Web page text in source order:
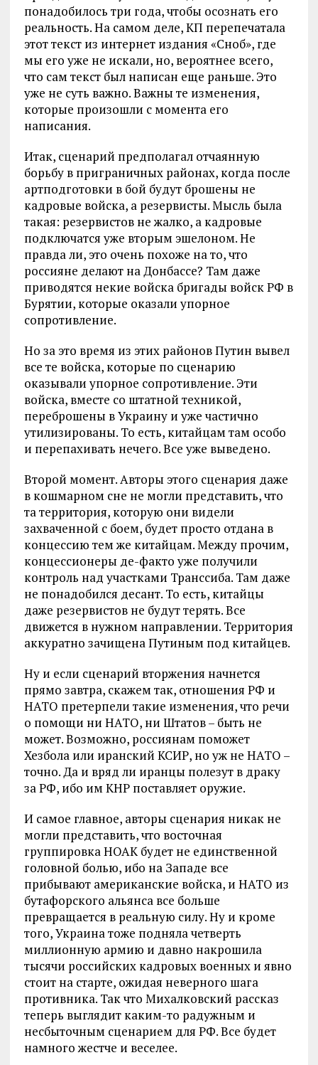
понадобилось три года, чтобы осознать его
реальность. На самом деле, КП перепечатала
этот текст из интернет издания «Сноб», где
мы его уже не искали, но, вероятнее всего,
что сам текст был написан еще раньше. Это
уже не суть важно. Важны те изменения,
которые произошли с момента его
написания.
Итак, сценарий предполагал отчаянную
борьбу в приграничных районах, когда после
артподготовки в бой будут брошены не
кадровые войска, а резервисты. Мысль была
такая: резервистов не жалко, а кадровые
подключатся уже вторым эшелоном. Не
правда ли, это очень похоже на то, что
россияне делают на Донбассе? Там даже
приводятся некие войска бригады войск РФ в
Бурятии, которые оказали упорное
сопротивление.
Но за это время из этих районов Путин вывел
все те войска, которые по сценарию
оказывали упорное сопротивление. Эти
войска, вместе со штатной техникой,
переброшены в Украину и уже частично
утилизированы. То есть, китайцам там особо
и перепахивать нечего. Все уже выведено.
Второй момент. Авторы этого сценария даже
в кошмарном сне не могли представить, что
та территория, которую они видели
захваченной с боем, будет просто отдана в
концессию тем же китайцам. Между прочим,
концессионеры де-факто уже получили
контроль над участками Транссиба. Там даже
не понадобился десант. То есть, китайцы
даже резервистов не будут терять. Все
движется в нужном направлении. Территория
аккуратно зачищена Путиным под китайцев.
Ну и если сценарий вторжения начнется
прямо завтра, скажем так, отношения РФ и
НАТО претерпели такие изменения, что речи
о помощи ни НАТО, ни Штатов – быть не
может. Возможно, россиянам поможет
Хезбола или иранский КСИР, но уж не НАТО –
точно. Да и вряд ли иранцы полезут в драку
за РФ, ибо им КНР поставляет оружие.
И самое главное, авторы сценария никак не
могли представить, что восточная
группировка НОАК будет не единственной
головной болью, ибо на Западе все
прибывают американские войска, и НАТО из
бутафорского альянса все больше
превращается в реальную силу. Ну и кроме
того, Украина тоже подняла четверть
миллионную армию и давно накрошила
тысячи российских кадровых военных и явно
стоит на старте, ожидая неверного шага
противника. Так что Михалковский рассказ
теперь выглядит каким-то радужным и
несбыточным сценарием для РФ. Все будет
намного жестче и веселее.